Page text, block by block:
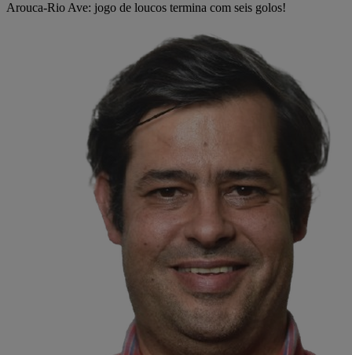
Arouca-Rio Ave: jogo de loucos termina com seis golos!